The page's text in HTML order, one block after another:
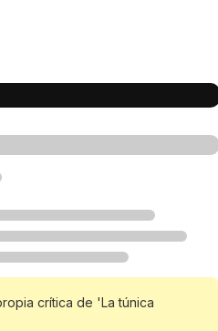
crítica de 'La túnica